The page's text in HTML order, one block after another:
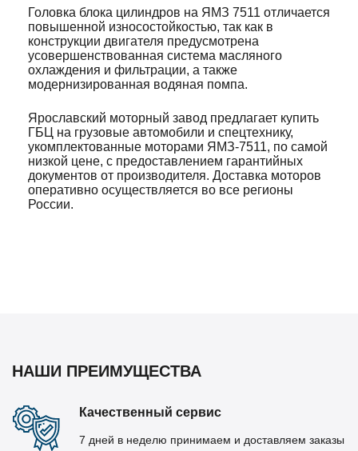
Головка блока цилиндров на ЯМЗ 7511 отличается
повышенной износостойкостью, так как в
конструкции двигателя предусмотрена
усовершенствованная система масляного
охлаждения и фильтрации, а также
модернизированная водяная помпа.
Ярославский моторный завод предлагает купить
ГБЦ на грузовые автомобили и спецтехнику,
укомплектованные моторами ЯМЗ-7511, по самой
низкой цене, с предоставлением гарантийных
документов от производителя. Доставка моторов
оперативно осуществляется во все регионы
России.
НАШИ ПРЕИМУЩЕСТВА
Качественный сервис
7 дней в неделю принимаем и доставляем заказы